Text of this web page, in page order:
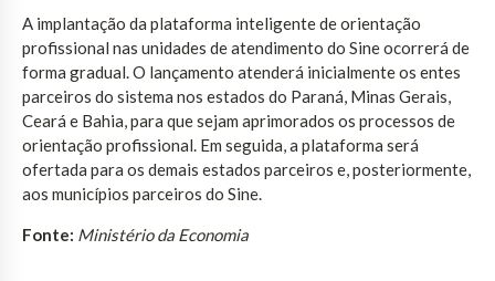
A implantação da plataforma inteligente de orientação
profissional nas unidades de atendimento do Sine ocorrerá de
forma gradual. O lançamento atenderá inicialmente os entes
parceiros do sistema nos estados do Paraná, Minas Gerais,
Ceará e Bahia, para que sejam aprimorados os processos de
orientação profissional. Em seguida, a plataforma será
ofertada para os demais estados parceiros e, posteriormente,
aos municípios parceiros do Sine.
Fonte: Ministério da Economia